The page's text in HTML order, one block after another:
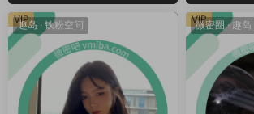
趣岛 · 铁粉空间
VIP 微密圈·趣岛
VIP